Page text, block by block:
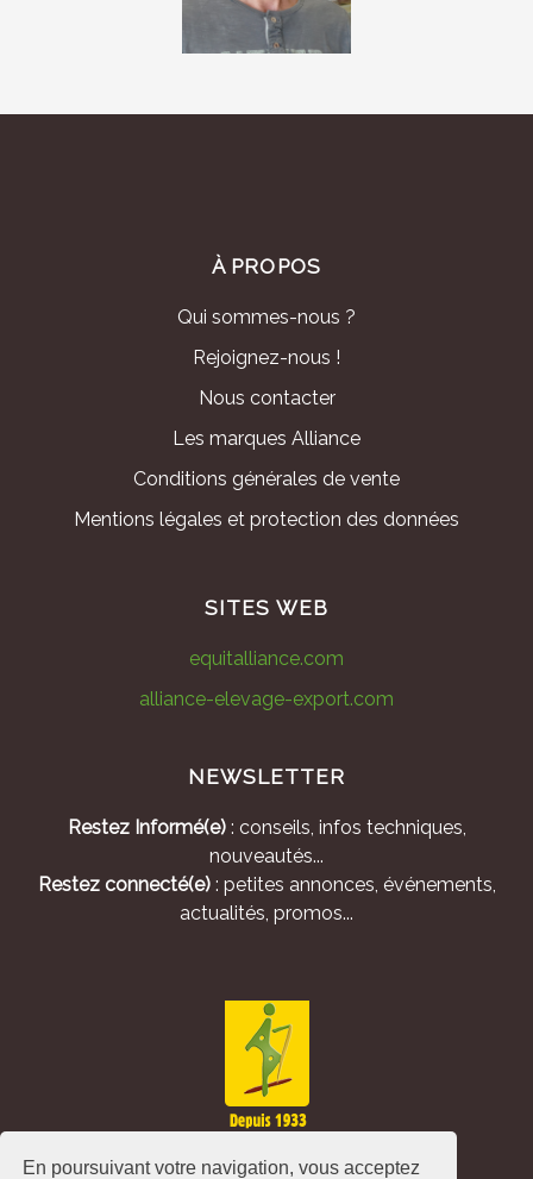
En poursuivant votre navigation, vous acceptez
À PROPOS
Qui sommes-nous ?
Rejoignez-nous !
Nous contacter
Les marques Alliance
Conditions générales de vente
Mentions légales et protection des données
SITES WEB
equitalliance.com
alliance-elevage-export.com
NEWSLETTER
Restez Informé(e): conseils, infos techniques,
nouveautés...
Restez connecté(e): petites annonces, événements,
actualités, promos...